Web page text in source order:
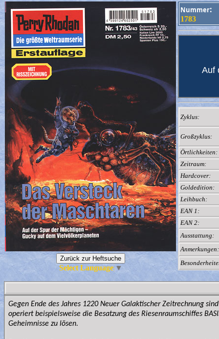
Nummer:
1783
Auf
Zyklus:
Großzyklus:
Örtlichkeiten:
Zeitraum:
Hardcover:
Goldedition:
Leihbuch:
EAN 1:
EAN 2:
Ausstattung:
Anmerkungen:
Select Language ▼
Gegen Ende des Jahres 1220 Neuer Galaktischer Zeitrechnung
operiert beispielsweise die Besatzung des Riesenraumschiffes
Geheimnisse zu lösen.